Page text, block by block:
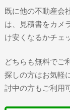
既に他の不動産会
は、見積書をカメ
け安くなるかチェ
どちらも無料でご
探しの方はお気軽
討中の方もご利用